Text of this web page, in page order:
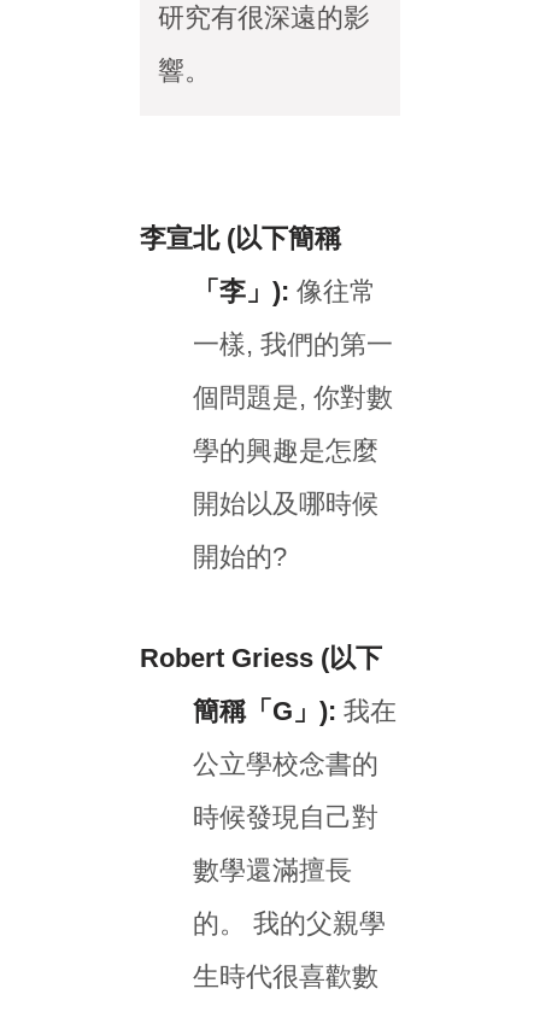
研究有很深遠的影
響。
李宣北 (以下簡稱
「李」): 像往常
一樣, 我們的第一
個問題是, 你對數
學的興趣是怎麼
開始以及哪時候
開始的?
Robert Griess (以下
簡稱「G」): 我在
公立學校念書的
時候發現自己對
數學還滿擅長
的。 我的父親學
生時代很喜歡數